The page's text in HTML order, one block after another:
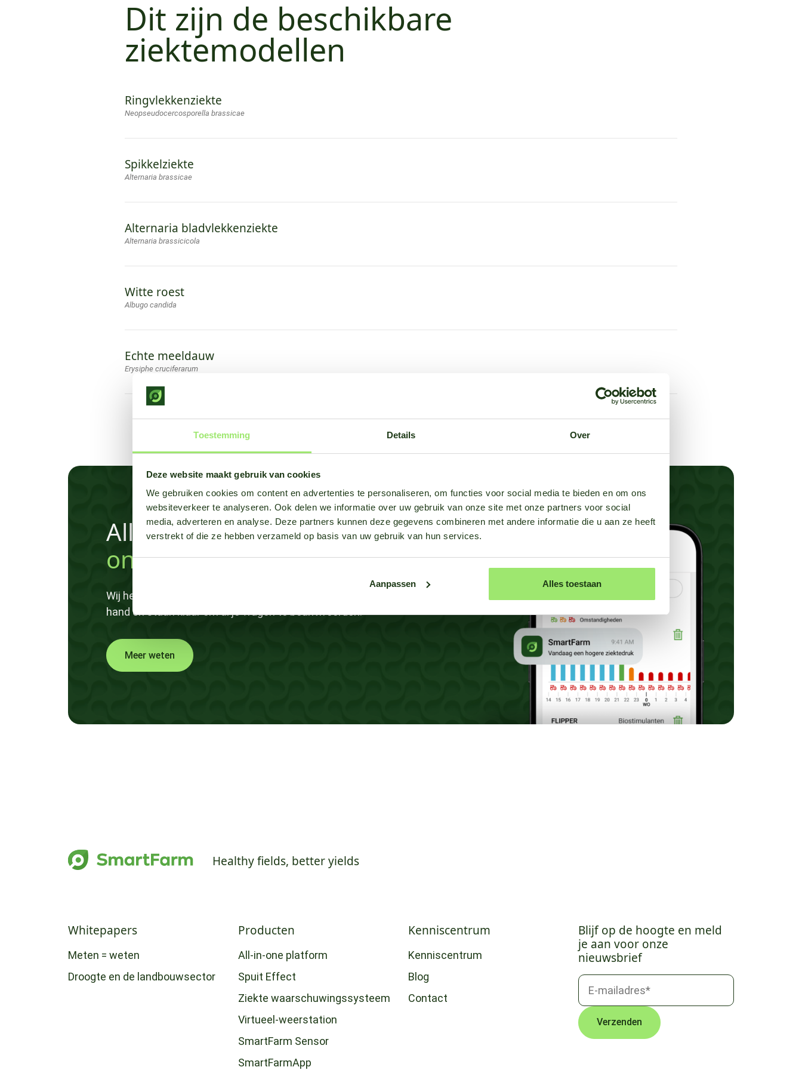
Toestemming Details Over
Deze website maakt gebruik van cookies
We gebruiken cookies om content en advertenties te personaliseren, om functies voor social media te bieden en om ons
websiteverkeer te analyseren. Ook delen we informatie over uw gebruik van onze site met onze partners voor social
media, adverteren en analyse. Deze partners kunnen deze gegevens combineren met andere informatie die u aan ze heeft
verstrekt of die ze hebben verzameld op basis van uw gebruik van hun services.
Aanpassen Alles toestaan
Dit zijn de beschikbare
ziektemodellen
Ringvlekkenziekte
Neopseudocercosporella brassicae
Spikkelziekte
Alternaria brassicae
Alternaria bladvlekkenziekte
Alternaria brassicicola
Witte roest
Albugo candida
Echte meeldauw
Erysiphe cruciferarum
Alles weten over
onze ziektemodellen?
Wij hebben ziektedruk data van maar liefst 65 gewassen bij de
hand en staan klaar om al je vragen te beantwoorden.
Meer weten
Healthy fields, better yields
Whitepapers
Meten = weten
Droogte en de landbouwsector
Producten
All-in-one platform
Spuit Effect
Ziekte waarschuwingssysteem
Virtueel-weerstation
SmartFarm Sensor
SmartFarmApp
Kenniscentrum
Kenniscentrum
Blog
Contact
Blijf op de hoogte en meld
je aan voor onze
nieuwsbrief